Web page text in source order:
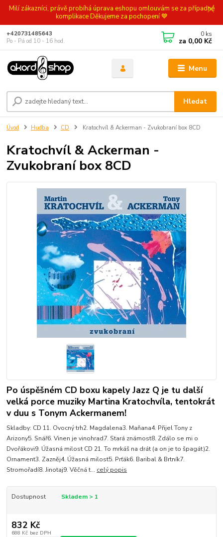
Milí zákazníci, právě probíhá úprava eshopu omlouvám se za případné
komplikace Děkujeme za pochopení 💙
Menu
Hledat
+420731485643
Po - Pá od 10 - 16 hod.
0 ks
za 0,00 Kč
Úvod Hudba CD Kratochvíl & Ackerman - Zvukobraní box 8CD
Kratochvíl & Ackerman -
Zvukobraní box 8CD
Po úspěšném CD boxu kapely Jazz Q je tu další
velká porce muziky Martina Kratochvíla, tentokrát
v duu s Tonym Ackermanem!
Skladby: CD 11. Ovocný trh2. Magdalena3. Maňana4. Přijel Tony z
Arizony5. Snář6. Vinen je vinohrad7. Stará známost8. Zdálo se mi o
Dvořákovi9. Úžasná milost CD 21. To mrkáš na drát (a on je to špagát)2.
Ornament3. Zazněj4. Úžasná milost5. Prťák6. Baribal & Brtník7.
Stromořadí8. Jinotaj9. Věčná t... celý popis
Dostupnost Skladem > 1
832 Kč
688 Kč bez DPH